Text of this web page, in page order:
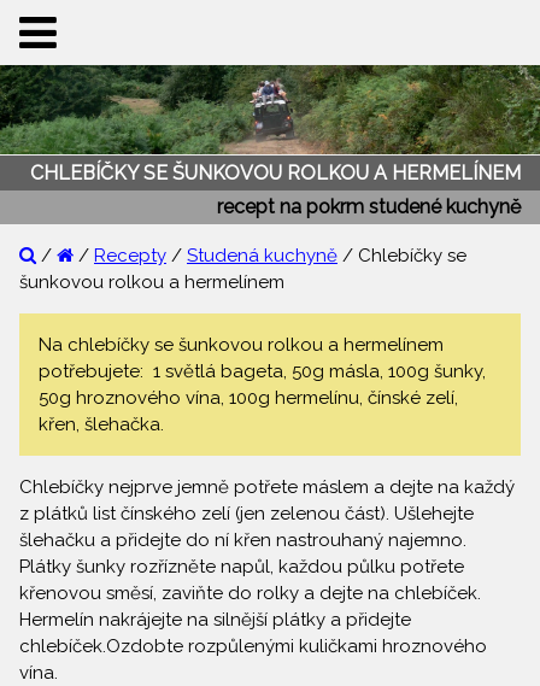
CHLEBÍČKY SE ŠUNKOVOU ROLKOU A HERMELÍNEM
recept na pokrm studené kuchyně
/ / Recepty / Studená kuchyně / Chlebíčky se
šunkovou rolkou a hermelínem
Na chlebíčky se šunkovou rolkou a hermelínem
potřebujete: 1 světlá bageta, 50g másla, 100g šunky,
50g hroznového vína, 100g hermelínu, čínské zelí,
křen, šlehačka.
Chlebíčky nejprve jemně potřete máslem a dejte na každý
z plátků list čínského zelí (jen zelenou část). Ušlehejte
šlehačku a přidejte do ní křen nastrouhaný najemno.
Plátky šunky rozřízněte napůl, každou půlku potřete
křenovou směsí, zaviňte do rolky a dejte na chlebíček.
Hermelín nakrájejte na silnější plátky a přidejte
chlebíček.Ozdobte rozpůlenými kuličkami hroznového
vína.